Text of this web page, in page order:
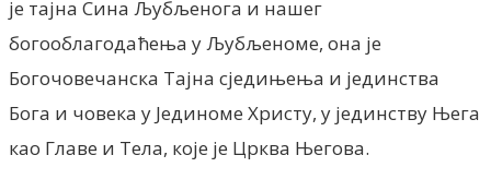
је тајна Сина Љубљенога и нашег
богооблагодаћења у Љубљеноме, она је
Богочовечанска Тајна сједињења и јединства
Бога и човека у Јединоме Христу, у јединству Њега
као Главе и Тела, које је Црква Његова.